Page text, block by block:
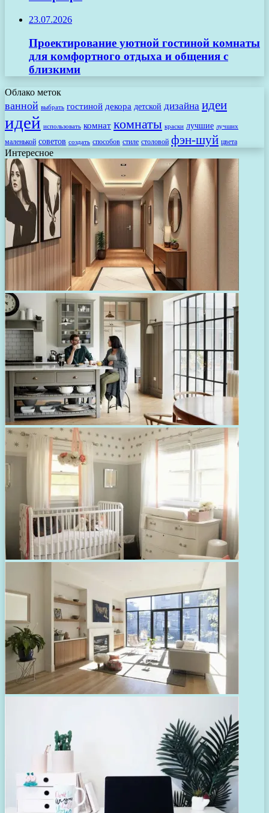
23.07.2026
Проектирование уютной гостиной комнаты
для комфортного отдыха и общения с
близкими
Облако меток
ванной выбрать гостиной декора детской дизайна идеи
идей использовать комнат комнаты краски лучшие лучших
маленькой советов создать способов стиле столовой фэн-шуй цвета
Интересное